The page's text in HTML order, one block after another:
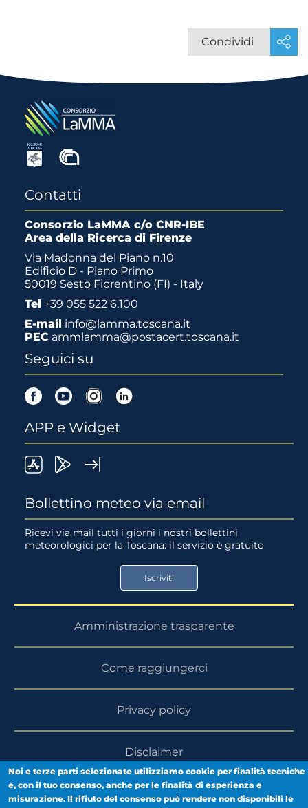
Condividi
Contatti
Consorzio LaMMA c/o CNR-IBE
Area della Ricerca di Firenze
Via Madonna del Piano n.10
Edificio D - Piano Primo
50019 Sesto Fiorentino (FI) - Italy
Tel +39 055 522 6.100
E-mail info@lamma.toscana.it
PEC ammlamma@postacert.toscana.it
Seguici su
FacebookYoutubeInstagram
APP e Widget
LaMMA
su
App
Lamma
su
Google
Store
Bollettino meteo via email
Ricevi via mail tutti i giorni i nostri bollettini
meteorologici per la Toscana: il servizio è gratuito
Iscriviti
Amministrazione trasparente
Come raggiungerci
Privacy policy
Disclaimer
Area riservata
Noi e terze parti selezionate utilizziamo cookie per finalità tecniche
e, con il tuo consenso, anche per le finalità di esperienza e
misurazione. Il rifiuto del consenso può rendere non disponibili le